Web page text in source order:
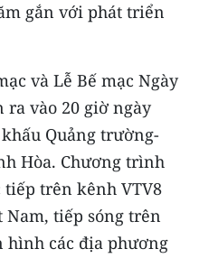
gắn với phát triển
và Lễ Bế mạc Ngày
vào 20 giờ ngày
Quảng trường-
Hòa. Chương trình
trên kênh VTV8
tiếp sóng trên
hình các địa phương